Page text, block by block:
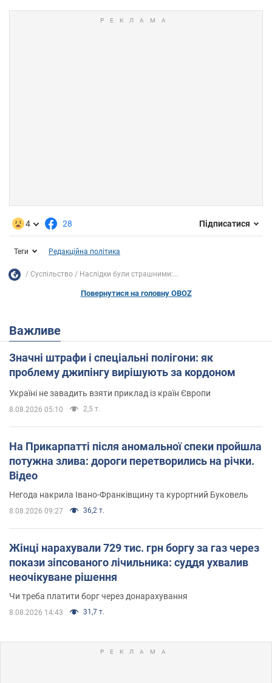
4 28 Підписатися
Теги Редакційна політика
Суспільство Наслідки були страшними:...
Повернутися на головну OBOZ
Важливе
Значні штрафи і спеціальні полігони: як
проблему джипінгу вирішують за кордоном
Україні не завадить взяти приклад із країн Європи
8.08.2026 05:10 2,5 т.
На Прикарпатті після аномальної спеки пройшла
потужна злива: дороги перетворились на річки.
Відео
Негода накрила Івано-Франківщину та курортний Буковель
8.08.2026 09:27 36,2 т.
Жінці нарахували 729 тис. грн боргу за газ через
покази зіпсованого лічильника: суддя ухвалив
неочікуване рішення
Чи треба платити борг через донарахування
8.08.2026 14:43 31,7 т.